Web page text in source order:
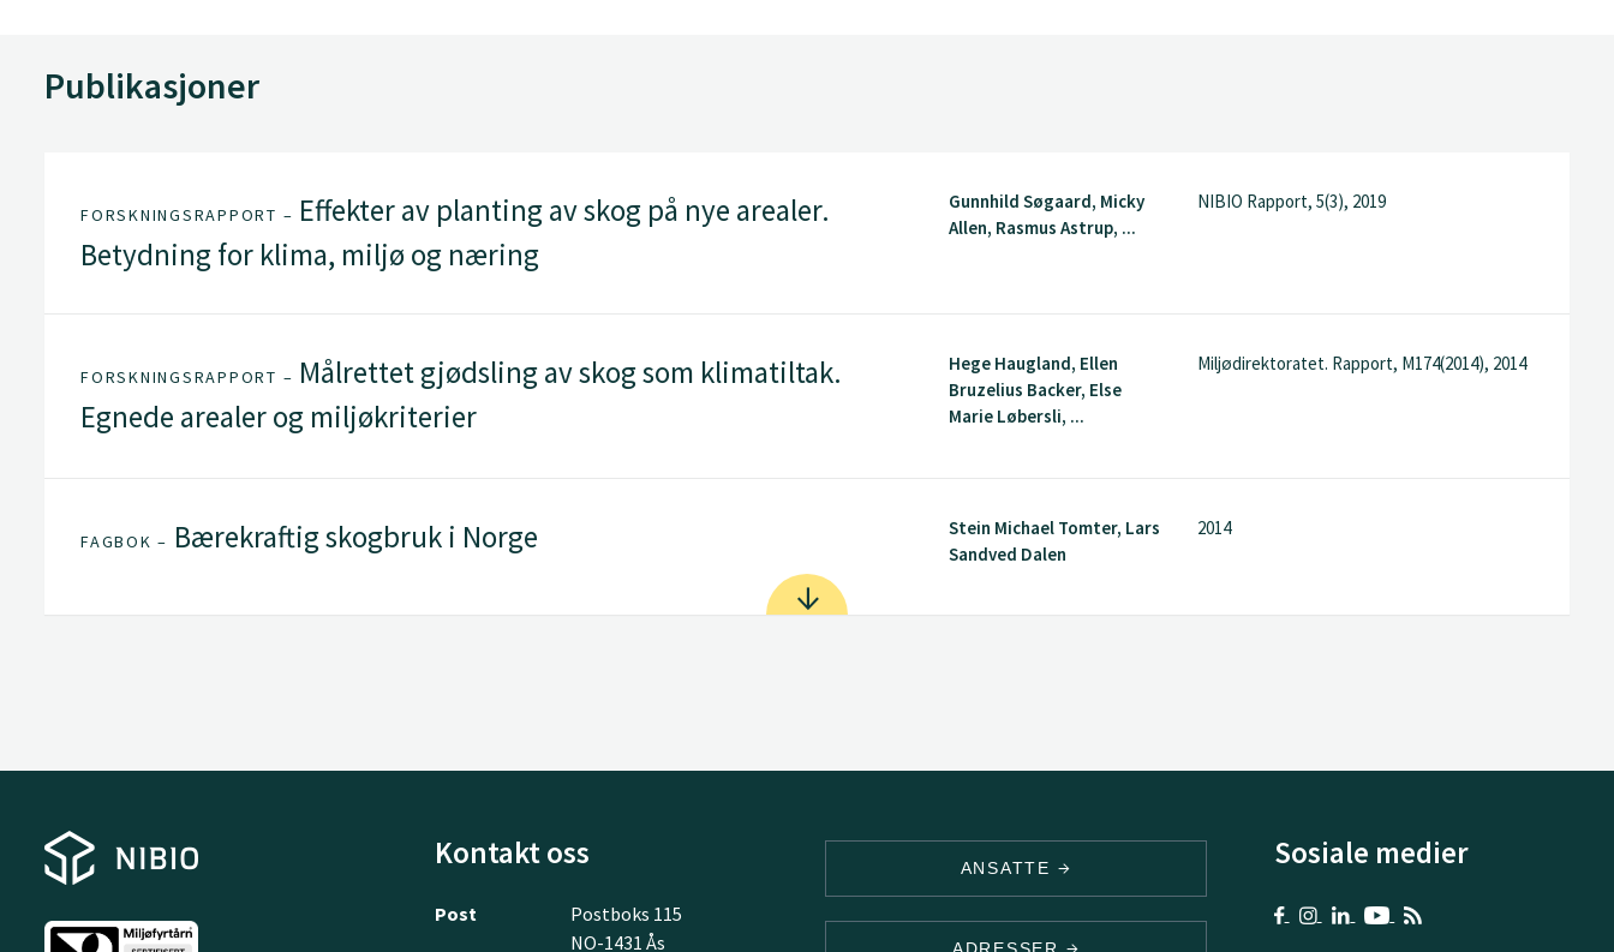
Publikasjoner
FORSKNINGSRAPPORT – Effekter av planting av skog på nye arealer.
Betydning for klima, miljø og næring
Gunnhild Søgaard, Micky
Allen, Rasmus Astrup, ...
NIBIO Rapport, 5(3), 2019
FORSKNINGSRAPPORT – Målrettet gjødsling av skog som klimatiltak.
Egnede arealer og miljøkriterier
Hege Haugland, Ellen
Bruzelius Backer, Else
Marie Løbersli, ...
Miljødirektoratet. Rapport, M174(2014), 2014
FAGBOK – Bærekraftig skogbruk i Norge
Stein Michael Tomter, Lars
Sandved Dalen
2014
Kontakt oss
Post
Postboks 115
NO-1431 Ås
ANSATTE Sosiale medier